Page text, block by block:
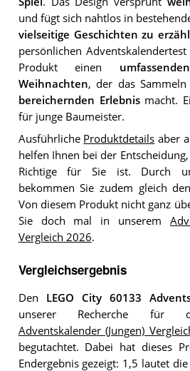
und fügt sich nahtlos in
vielseitige Geschichten zu
persönlichen
Produkt einen
Weihnachten, der das
bereichernden Erlebnismacht.
für junge Baumeister.
Ausführliche Produktdetails aber
helfen Ihnen bei der
Richtige für Sie ist. Durch
bekommen Sie zudem gleich
Von diesem Produkt nicht ganz
Sie doch mal in unserem
Vergleich 2026.
Vergleichsergebnis
Den LEGO City 60133
unserer Recherche für
Adventskalender (Jungen)
begutachtet. Dabei hat dieses
Endergebnis gezeigt: 1,5 lautet